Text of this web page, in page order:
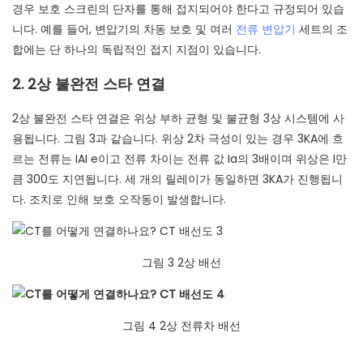
경우 보호 스크린의 단자를 통해 접지되어야 한다고 규정되어 있습
니다. 예를 들어, 변압기의 차동 보호 및 여러 전류 변압기 세트의 조
합에는 단 하나의 독립적인 접지 지점이 있습니다.
2. 2상 불완전 스타 연결
2상 불완전 스타 연결은 위상 부하 균형 및 불균형 3상 시스템에 사
용됩니다. 그림 3과 같습니다. 위상 2차 극성이 있는 경우 3KA에 흐
르는 전류는 IAI e이고 전류 차이는 전류 값 Ia의 3배이며 위상은 I만
큼 300도 지연됩니다. 세 개의 릴레이가 동일하면 3KA가 진행됩니
다. 조치로 인해 보호 오작동이 발생합니다.
그림 3 2상 배선
그림 4 2상 전류차 배선